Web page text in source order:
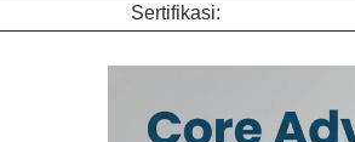
Sertifikasi: